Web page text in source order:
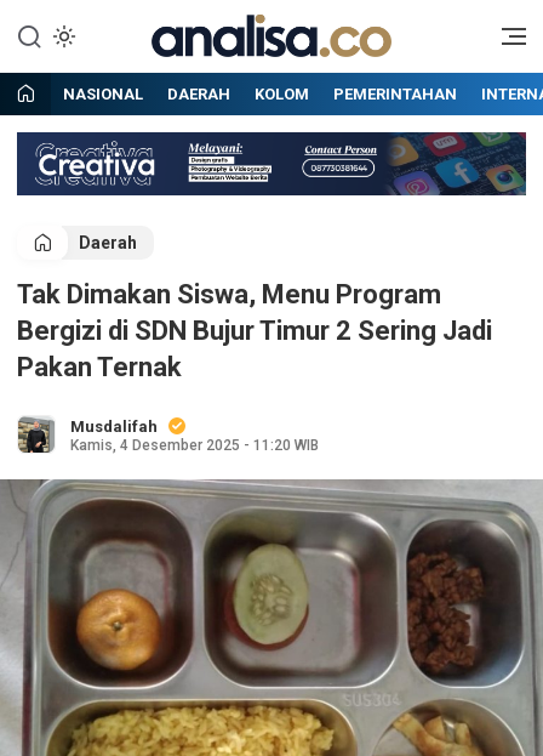
konten
Analisa
Situs berita online terpercaya
NASIONAL DAERAH KOLOM PEMERINTAHAN
Daerah
Tak Dimakan Siswa, Menu Program
Bergizi di SDN Bujur Timur 2 Sering Jadi
Pakan Ternak
Musdalifah
Kamis, 4 Desember 2025 - 11:20 WIB